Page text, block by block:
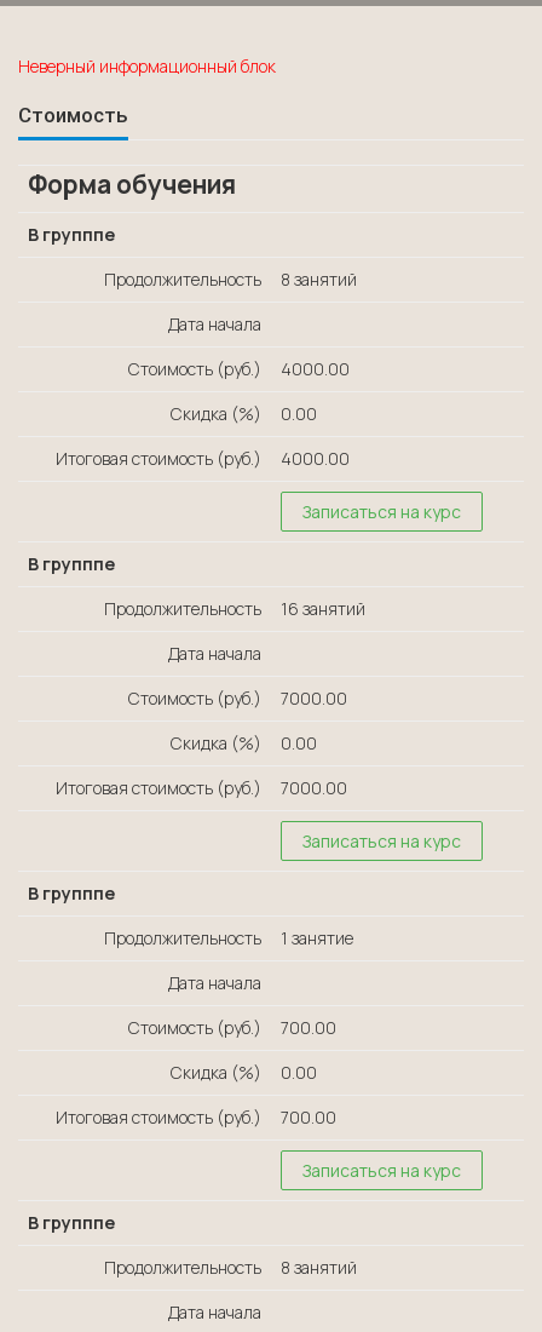
Неверный информационный блок
Стоимость
Форма обучения
В групппе
Продолжительность
8 занятий
Дата начала
Стоимость (руб.)
4000.00
Скидка (%)
0.00
Итоговая стоимость (руб.)
4000.00
Записаться на курс
В групппе
Продолжительность
16 занятий
Дата начала
Стоимость (руб.)
7000.00
Скидка (%)
0.00
Итоговая стоимость (руб.)
7000.00
Записаться на курс
В групппе
Продолжительность
1 занятие
Дата начала
Стоимость (руб.)
700.00
Скидка (%)
0.00
Итоговая стоимость (руб.)
700.00
Записаться на курс
В групппе
Продолжительность
8 занятий
Дата начала